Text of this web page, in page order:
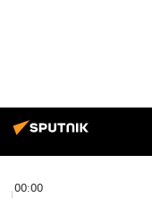
00:00